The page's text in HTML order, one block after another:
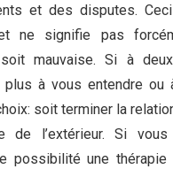
et des disputes.
ne signifie pas
mauvaise. Si à deux
plus à vous entendre ou
soit terminer la
de l’extérieur. Si
possibilité une